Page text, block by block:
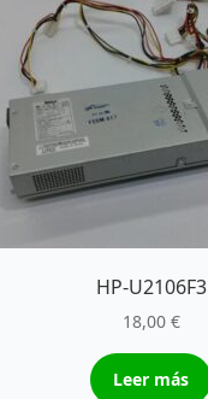
HP-U2106F3
18,00 €
Leer más